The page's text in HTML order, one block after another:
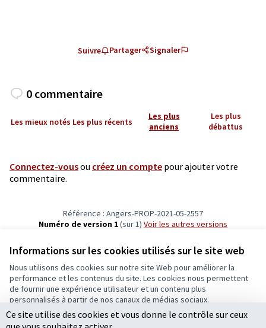
Informations sur les cookies utilisés sur le site web
Nous utilisons des cookies sur notre site Web pour améliorer la
performance et les contenus du site. Les cookies nous permettent
de fournir une expérience utilisateur et un contenu plus
personnalisés à partir de nos canaux de médias sociaux.
Tout accepter
Suivre Partager Signaler
0 commentaire
Les mieux notés Les plus récents
Les plus
anciens
Les plus
débattus
Connectez-vousou créez un compte pour ajouter votre
commentaire.
Référence : Angers-PROP-2021-05-2557
Numéro de version 1(sur 1)
voir les autres versions
Conditions d'utilisation
Paramètres des cookies
Ecrivons Angers sur X
(Lien externe)
Ecrivons Angers sur Facebook
(Lien externe)
Ce site utilise des cookies et vous donne le contrôle sur ceux